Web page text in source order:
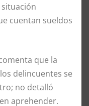
cuentan sueldos
que la
delincuentes se
no detalló
aprehender.